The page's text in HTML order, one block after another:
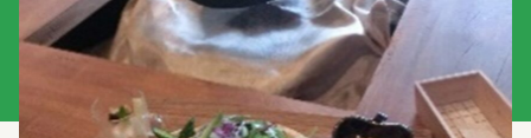
特集記事